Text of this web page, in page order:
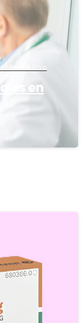
Masculino
en